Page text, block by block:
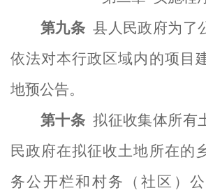
第九条 县人民政府为了
依法对本行政区域内的项目
地预公告。
第十条 拟征收集体所有
民政府在拟征收土地所在的
务公开栏和村务（社区）